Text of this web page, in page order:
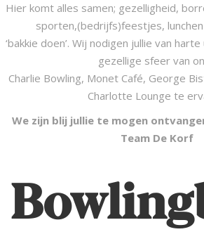
Hier komt alles samen; gezelligheid,
sporten,(bedrijfs)feestjes,
‘bakkie doen’. Wij nodigen jullie van
gezellige sfeer van
Charlie Bowling, Monet Café, George
Charlotte Lounge te
We zijn blij jullie te mogen
Team De Korf